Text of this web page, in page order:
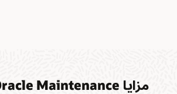
مزايا Oracle Maintenance